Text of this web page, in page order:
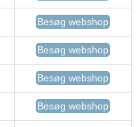
Besøg webshop
Besøg webshop
Besøg webshop
Besøg webshop